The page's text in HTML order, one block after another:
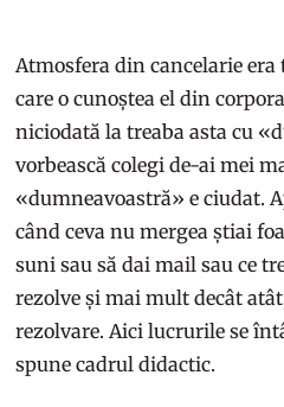
Atmosfera din cancelarie era
care o cunoștea el din
niciodată la treaba asta cu
vorbească colegi de-ai mei
«dumneavoastră» e ciudat.
când ceva nu mergea știai
suni sau să dai mail sau ce
rezolve și mai mult decât
rezolvare. Aici lucrurile se
spune cadrul didactic.